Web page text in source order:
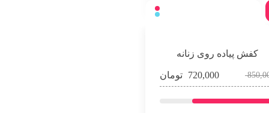
کفش پیاده روی زنانه
720,000 تومان